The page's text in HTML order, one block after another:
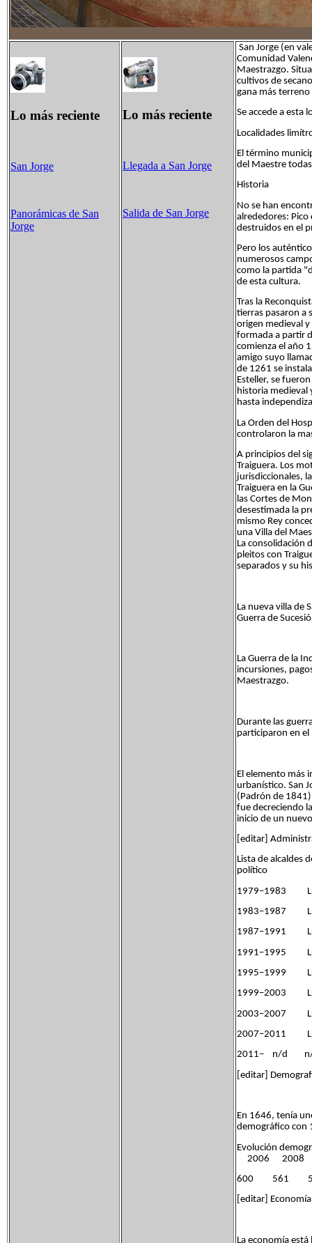
Lo más reciente
San Jorge
Panorámicas de San
Jorge
Lo más reciente
Llegada a San Jorge
Salida de San Jorge
San Jorge (en
Comunidad
Maestrazgo.
cultivos de
gana más
Se accede a esta
Localidades
El término
del Maestre
Historia
No se han
alrededores: Pico
destruidos en el
Pero los
numerosos
como la partida
de esta cultura.
Tras la
tierras pasaron a
origen medieval
formada a partir
comienza el año
amigo suyo
de 1261 se
Esteller, se
historia medieval
hasta
La Orden del
controlaron la
A principios del
Traiguera. Los
jurisdiccionales,
Traiguera en la
las Cortes de
desestimada la
mismo Rey
una Villa del
La consolidación
pleitos con
separados y su
La nueva villa de
Guerra de
La Guerra de la
incursiones,
Maestrazgo.
Durante las
participaron en el
El elemento más
urbanístico. San
(Padrón de
fue decreciendo
inicio de un
[editar]
Lista de alcaldes
político
1979–1983
1983–1987
1987–1991
1991–1995
1995–1999
1999–2003
2003–2007
2007–2011
2011– n/d
[editar]
En 1646, tenía
demográfico con
Evolución
2006 2008
600 561
[editar] Economía
La economía